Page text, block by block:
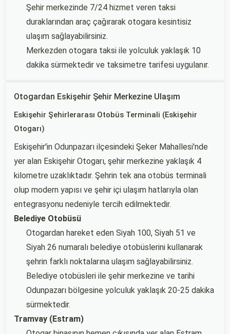
Şehir merkezinde 7/24 hizmet veren taksi
duraklarından araç çağırarak otogara kesintisiz
ulaşım sağlayabilirsiniz.
Merkezden otogara taksi ile yolculuk yaklaşık 10
dakika sürmektedir ve taksimetre tarifesi uygulanır.
Otogardan Eskişehir Şehir Merkezine Ulaşım
Eskişehir Şehirlerarası Otobüs Terminali (Eskişehir
Otogarı)
Eskişehir'in Odunpazarı ilçesindeki Şeker Mahallesi'nde
yer alan Eskişehir Otogarı, şehir merkezine yaklaşık 4
kilometre uzaklıktadır. Şehrin tek ana otobüs terminali
olup modern yapısı ve şehir içi ulaşım hatlarıyla olan
entegrasyonu nedeniyle tercih edilmektedir.
Belediye Otobüsü
Otogardan hareket eden Siyah 100, Siyah 51 ve
Siyah 26 numaralı belediye otobüslerini kullanarak
şehrin farklı noktalarına ulaşım sağlayabilirsiniz.
Belediye otobüsleri ile şehir merkezine ve tarihi
Odunpazarı bölgesine yolculuk yaklaşık 20-25 dakika
sürmektedir.
Tramvay (Estram)